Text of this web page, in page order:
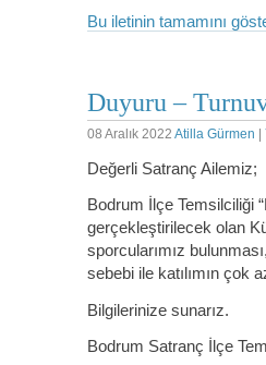
Bu iletinin tamamını
Duyuru –
08 Aralık 2022 Atilla Gürmen
Değerli Satranç Ailemiz;
Bodrum İlçe Temsilciliği
gerçekleştirilecek olan
sporcularımız
sebebi ile katılımın çok
Bilgilerinize sunarız.
Bodrum Satranç İlçe